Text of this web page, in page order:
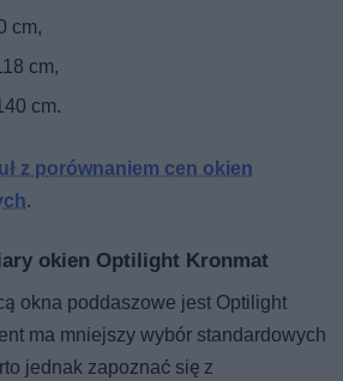
cm,
cm,
cm.
z porównaniem cen okien
.
okien Optilight Kronmat
okna poddaszowe jest Optilight
ma mniejszy wybór standardowych
jednak zapoznać się z